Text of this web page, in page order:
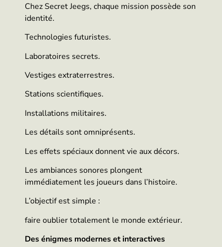
Chez Secret Jeegs, chaque mission possède son
identité.
Technologies futuristes.
Laboratoires secrets.
Vestiges extraterrestres.
Stations scientifiques.
Installations militaires.
Les détails sont omniprésents.
Les effets spéciaux donnent vie aux décors.
Les ambiances sonores plongent
immédiatement les joueurs dans l’histoire.
L’objectif est simple :
faire oublier totalement le monde extérieur.
Des énigmes modernes et interactives